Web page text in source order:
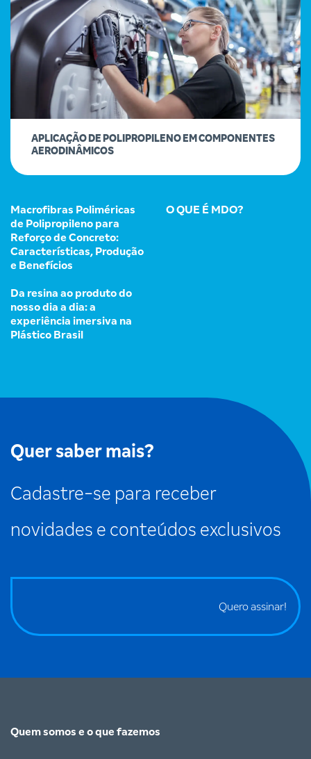
APLICAÇÃO DE POLIPROPILENO EM COMPONENTES
AERODINÂMICOS
Macrofibras Poliméricas
de Polipropileno para
Reforço de Concreto:
Características, Produção
e Benefícios
O QUE É MDO?
Da resina ao produto do
nosso dia a dia: a
experiência imersiva na
Plástico Brasil
Quer saber mais?
Cadastre-se para receber
novidades e conteúdos exclusivos
Quero assinar!
Quem somos e o que fazemos